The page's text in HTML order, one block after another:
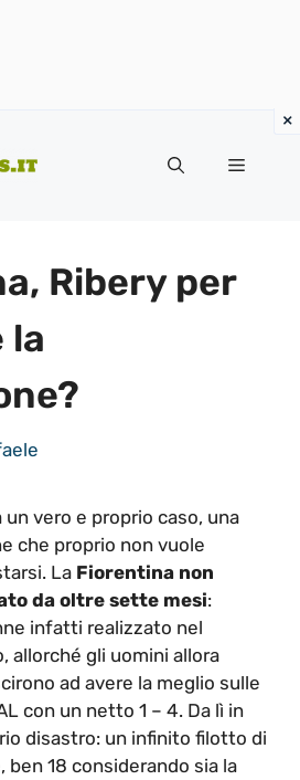
Menu
Ribery per
la
vero e proprio caso, una
che proprio non vuole
La Fiorentina non
da oltre sette mesi:
infatti realizzato nel
allorché gli uomini allora
ad avere la meglio sulle
con un netto 1 – 4. Da lì in
disastro: un infinito filotto di
18 considerando sia la